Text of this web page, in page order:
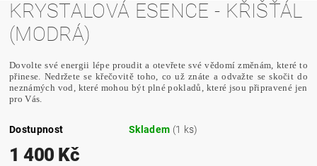
KRYSTALOVÁ ESENCE - KŘIŠŤÁL
(MODRÁ)
Dovolte své energii lépe proudit a otevřete své vědomí změnám, které to
přinese. Nedržete se křečovitě toho, co už znáte a odvažte se skočit do
neznámých vod, které mohou být plné pokladů, které jsou připravené jen
pro Vás.
Dostupnost Skladem (1 ks)
1 400 Kč